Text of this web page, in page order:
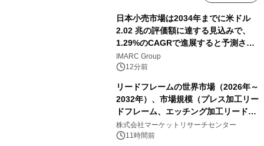
日本小売市場は2034年までに米ドル
2.02 兆の評価額に達する見込みで、
1.29%のCAGRで進展すると予測され
ています。
IMARC Group
12分前
リードフレームの世界市場（2026年～
2032年）、市場規模（プレス加工リー
ドフレーム、エッチング加工リードフ
レーム）・分析レポートを発表
株式会社マーケットリサーチセンター
11時間前